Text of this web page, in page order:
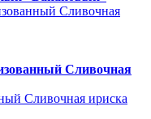
Сливочная